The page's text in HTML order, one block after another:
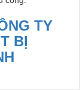
TY
BỊ